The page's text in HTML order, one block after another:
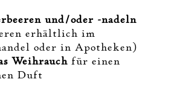
und/oder -nadeln
erhältlich im
oder in Apotheken)
Weihrauch für einen
Duft